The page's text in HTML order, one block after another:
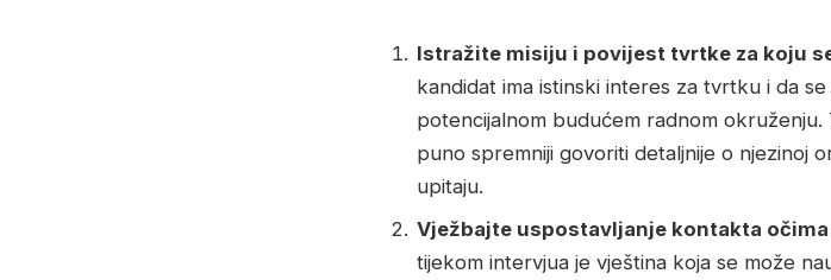
Istražite misiju i povijest tvrtke za koju
kandidat ima istinski interes za tvrtku i da
potencijalnom budućem radnom
puno spremniji govoriti detaljnije o njezinoj
upitaju.
Vježbajte uspostavljanje kontakta
tijekom intervjua je vještina koja se može